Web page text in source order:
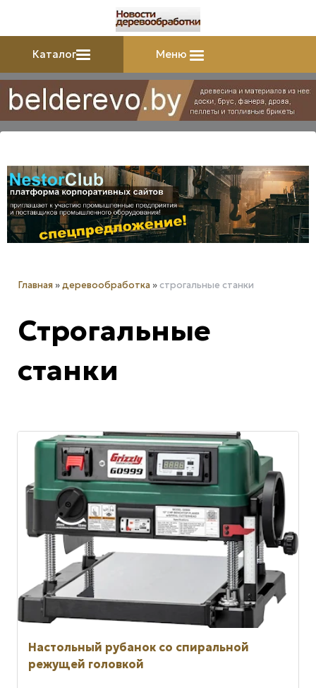
Каталог Меню
Главная »деревообработка »строгальные станки
Строгальные
станки
Настольный рубанок со спиральной
режущей головкой